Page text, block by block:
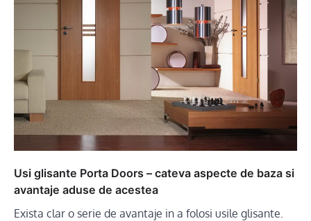
Usi glisante Porta Doors – cateva aspecte de baza si
avantaje aduse de acestea
Exista clar o serie de avantaje in a folosi usile glisante.